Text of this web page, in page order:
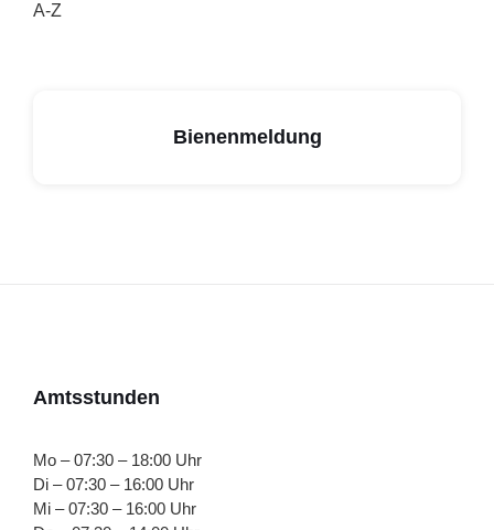
A-Z
Bienenmeldung
Amtsstunden
Mo – 07:30 – 18:00 Uhr
Di – 07:30 – 16:00 Uhr
Mi – 07:30 – 16:00 Uhr